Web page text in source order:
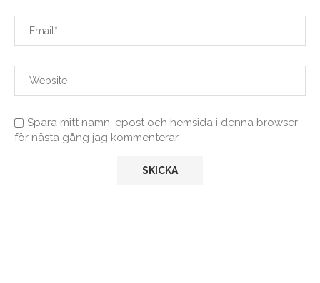
Spara mitt namn, epost och hemsida i denna browser
för nästa gång jag kommenterar.